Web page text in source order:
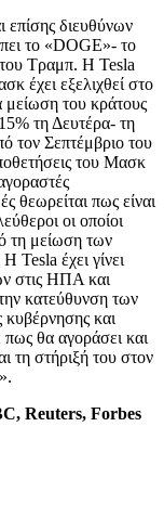
επίσης διευθύνων
το «DOGE»- το
του Τραμπ. Η Tesla
έχει εξελιχθεί στο
του κράτους
τη Δευτέρα- τη
τον Σεπτέμβριο του
του Μασκ
θεωρείται πως είναι
οι οποίοι
τη μείωση των
Η Tesla έχει γίνει
στις ΗΠΑ και
κατεύθυνση των
και
θα αγοράσει και
τη στήριξή του στον
Reuters, Forbes